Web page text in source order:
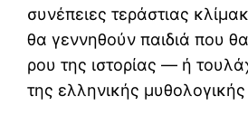
συνέπειες τεράστιας
θα γεννηθούν παιδιά που
ρου της ιστορίας — ή
της ελληνικής μυθολογικής